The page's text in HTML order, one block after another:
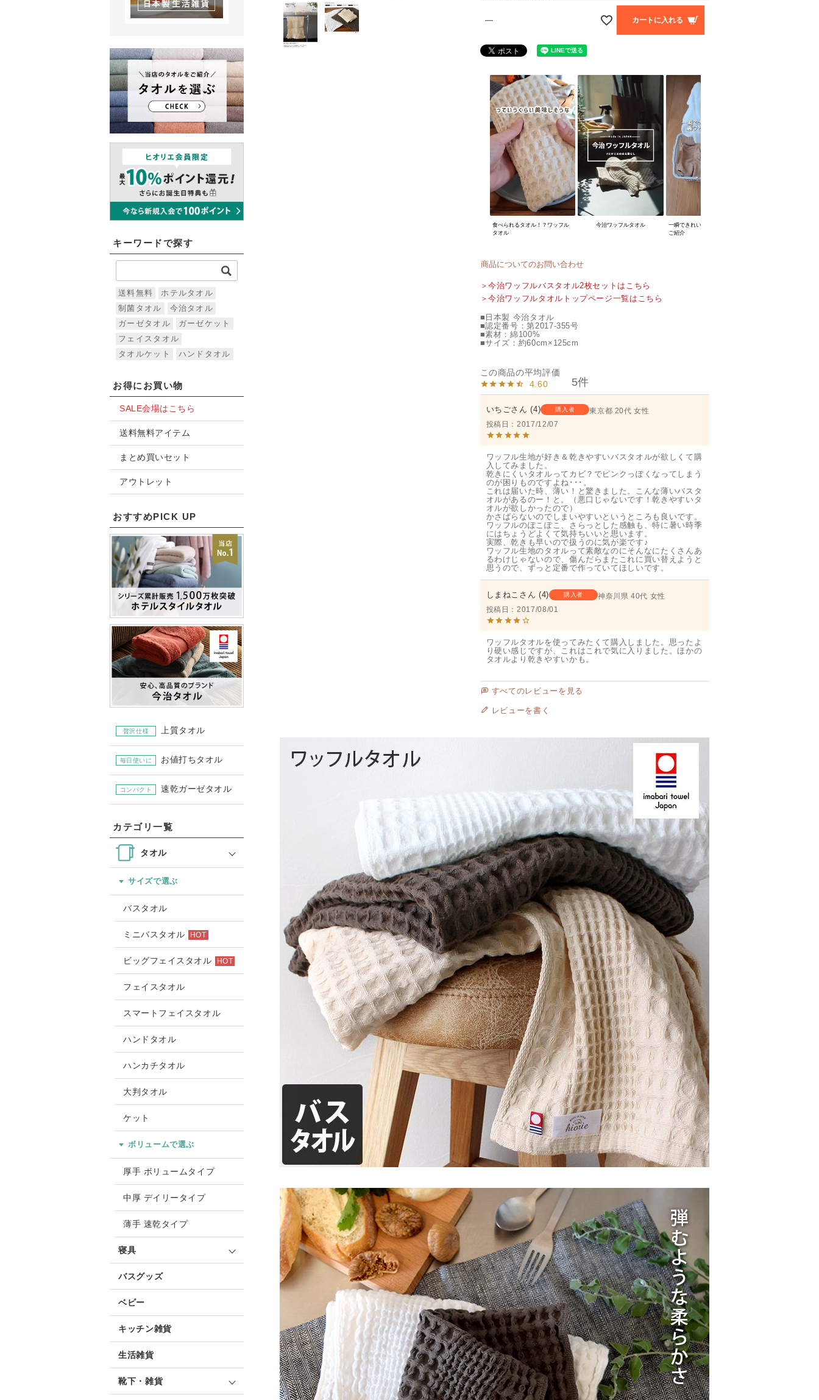
キーワードで探す
送料無料
ホテルタオル
制菌タオル
今治タオル
ガーゼタオル
ガーゼケット
フェイスタオル
タオルケット
ハンドタオル
お得にお買い物
SALE会場はこちら
送料無料アイテム
まとめ買いセット
アウトレット
おすすめPICK UP
贅沢仕様 上質タオル
毎日使いに お値打ちタオル
コンパクト 速乾ガーゼタオル
カテゴリ一覧
タオル
サイズで選ぶ
バスタオル
ミニバスタオル HOT
ビッグフェイスタオル HOT
フェイスタオル
スマートフェイスタオル
ハンドタオル
ハンカチタオル
大判タオル
ケット
ボリュームで選ぶ
厚手 ボリュームタイプ
中厚 デイリータイプ
薄手 速乾タイプ
寝具
バスグッズ
ベビー
キッチン雑貨
生活雑貨
靴下・雑貨
― カートに入れる
食べられるタオル！？ワッフル
タオル
今治ワッフルタオル
一瞬できれいに畳める裏ワザを
ご紹介
商品についてのお問い合わせ
＞今治ワッフルバスタオル2枚セットはこちら
＞今治ワッフルタオルトップページ一覧はこちら
■日本製 今治タオル
■認定番号：第2017-355号
■素材：綿100%
■サイズ：約60cm×125cm
4.60 5
いちご 4 購入者 東京都 20代 女性
投稿日
2017/12/07
ワッフル生地が好き＆乾きやすいバスタオルが欲しくて購
入してみました。
乾きにくいタオルってカビ？でピンクっぽくなってしまう
のが困りものですよね･･･。
これは届いた時、薄い！と驚きました。こんな薄いバスタ
オルがあるのー！と。（悪口じゃないです！乾きやすいタ
オルが欲しかったので）
かさばらないのでしまいやすいというところも良いです。
ワッフルのぽこぽこ、さらっとした感触も、特に暑い時季
にはちょうどよくて気持ちいいと思います。
実際、乾きも早いので扱うのに気が楽です♪
ワッフル生地のタオルって素敵なのにそんなにたくさんあ
るわけじゃないので、傷んだらまたこれに買い替えようと
思うので、ずっと定番で作っていてほしいです。
しまねこ 4 購入者 神奈川県 40代 女性
投稿日
2017/08/01
ワッフルタオルを使ってみたくて購入しました。思ったよ
り硬い感じですが、これはこれで気に入りました。ほかの
タオルより乾きやすいかも。
すべてのレビューを見る
レビューを書く